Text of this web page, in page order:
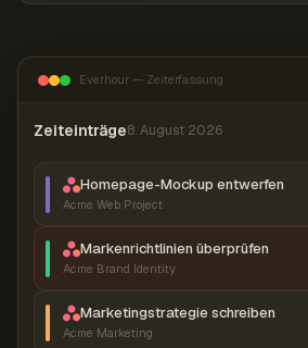
Everhour — Zeiterfassung
Zeiteinträge8. August 2026
Homepage-Mockup entwerfen
Acme Web Project
Markenrichtlinien überprüfen
Acme Brand Identity
Marketingstrategie schreiben
Acme Marketing